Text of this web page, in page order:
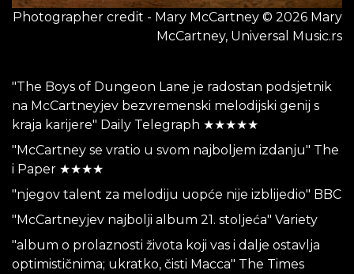
Photographer credit - Mary McCartney © 2026 Mary
McCartney, Universal Music.rs
"The Boys of Dungeon Lane je radostan podsjetnik
na McCartneyjev bezvremenski melodijski genij s
kraja karijere" Daily Telegraph ★★★★★
"McCartney se vratio u svom najboljem izdanju" The
i Paper ★★★★
"njegov talent za melodiju uopće nije izblijedio" BBC
"McCartneyjev najbolji album 21. stoljeća" Variety
"album o prolaznosti života koji vas i dalje ostavlja
optimističnima; ukratko, čisti Macca" The Times